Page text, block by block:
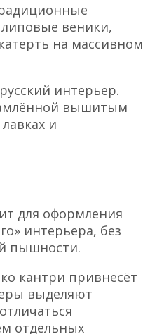
веники,
на массивном
интерьер.
вышитым
и
для оформления
интерьера, без
пышности.
кантри привнесёт
выделяют
отдельных